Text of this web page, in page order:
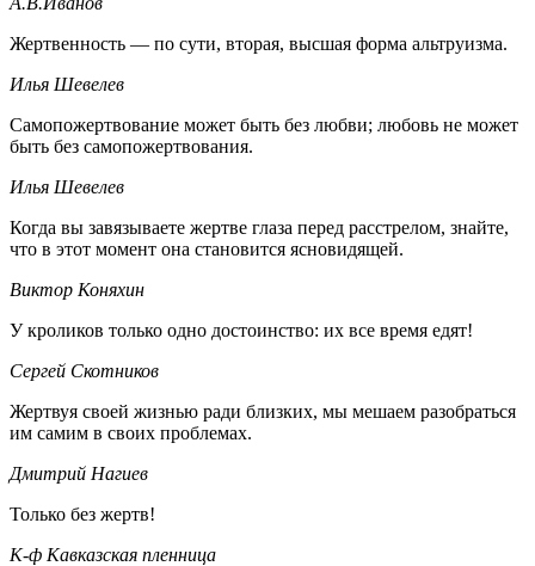
Жертвенность — по сути, вторая, высшая форма альтруизма.
Илья Шевелев
Самопожертвование может быть без любви; любовь не может
быть без самопожертвования.
Илья Шевелев
Когда вы завязываете жертве глаза перед расстрелом, знайте,
что в этот момент она становится ясновидящей.
Виктор Коняхин
У кроликов только одно достоинство: их все время едят!
Сергей Скотников
Жертвуя своей жизнью ради близких, мы мешаем разобраться
им самим в своих проблемах.
Дмитрий Нагиев
Только без жертв!
К-ф Кавказская пленница